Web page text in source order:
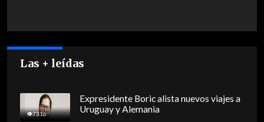
Las + leídas
7316
Expresidente Boric alista nuevos viajes a
Uruguay y Alemania